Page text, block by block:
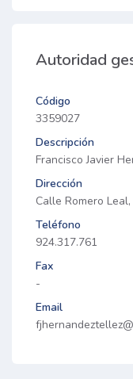
Autoridad
Código
3359027
Descripción
Francisco Javier
Dirección
Calle Romero
Teléfono
924.317.761
Fax
-
Email